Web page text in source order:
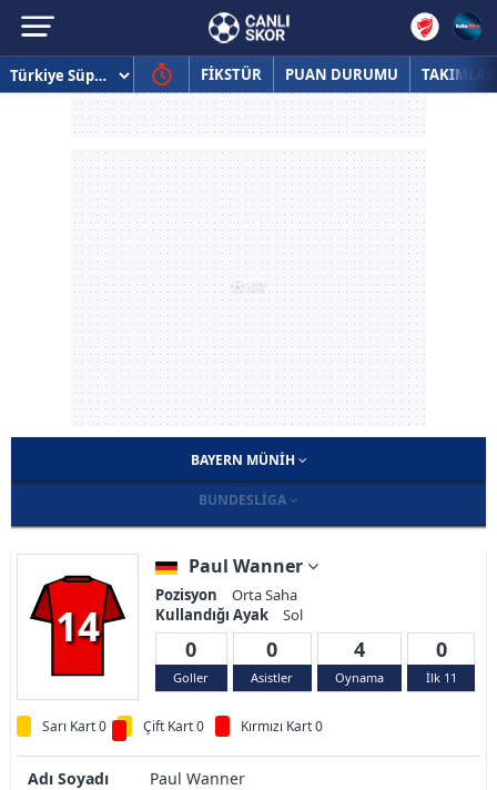
FİKSTÜR PUAN DURUMU TAKIMLAR
BAYERN MÜNIH
BUNDESLIGA
14
Paul Wanner
Pozisyon
Orta Saha
Kullandığı Ayak
Sol
0
Goller
0
Asistler
4
Oynama
0
İlk 11
Sarı Kart 0 Çift Kart 0 Kırmızı Kart 0
Adı Soyadı Paul Wanner